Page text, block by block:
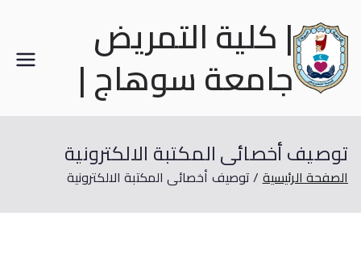
| كلية التمريض
جامعة سوهاج |
توصيف أخصائى المكتبة الالكترونية
الصفحة الرئيسية توصيف أخصائى المكتبة الالكترونية